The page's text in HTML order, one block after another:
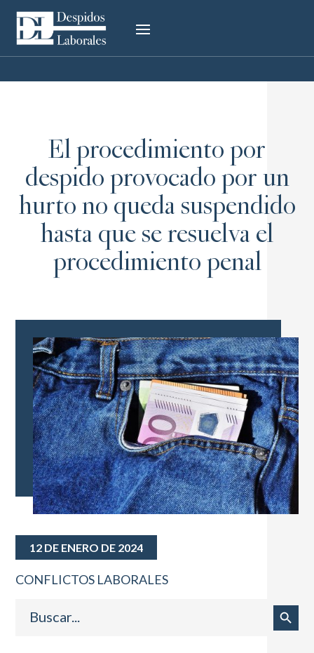
El procedimiento por
despido provocado por un
hurto no queda suspendido
hasta que se resuelva el
procedimiento penal
12 DE ENERO DE 2024
CONFLICTOS LABORALES
Botón de búsqueda